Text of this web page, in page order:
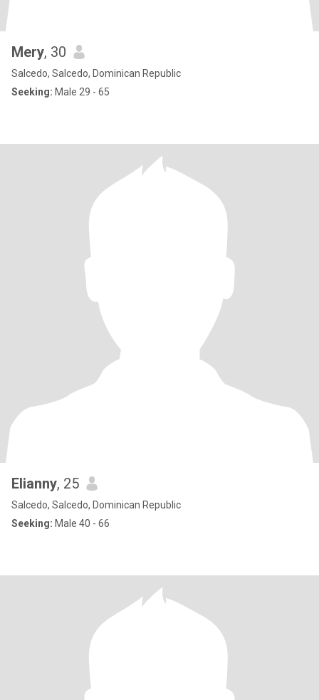
Mery, 30
Salcedo, Salcedo, Dominican Republic
Seeking: Male 29 - 65
Elianny, 25
Salcedo, Salcedo, Dominican Republic
Seeking: Male 40 - 66